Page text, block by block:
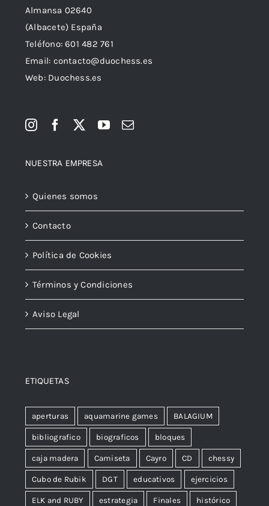
Almansa 02640
(Albacete) España
Teléfono:601 482 761
Email: contacto@duochess.es
Web: Duochess.es
NUESTRA EMPRESA
Quienes somos
Contacto
Política de Cookies
Términos y Condiciones
Aviso Legal
ETIQUETAS
aperturas aquamarine games BALAGIUM
bibliografico biograficos bloques
caja madera Camiseta Cayro CD chessy
Cubo de Rubik DGT educativos ejercicios
ELK and RUBY estrategia Finales histórico